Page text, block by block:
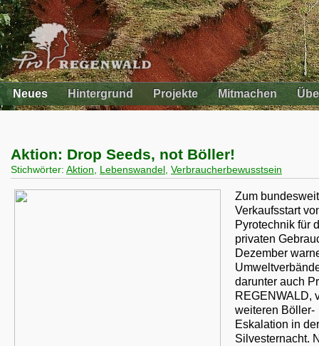
Neues Hintergrund Projekte Mitmachen
Aktion: Drop Seeds, not Böller!
Stichwörter: Aktion, Lebenswandel , Verbraucherbewusstsein
Zum
Verkaufsstart
Pyrotechnik für
privaten
Dezember
darunter auch
REGENWALD,
weiteren Böller-
Eskalation in der
Silvesternacht.